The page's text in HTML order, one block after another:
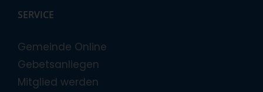
SERVICE
Gemeinde Online
Gebetsanliegen
Mitglied werden